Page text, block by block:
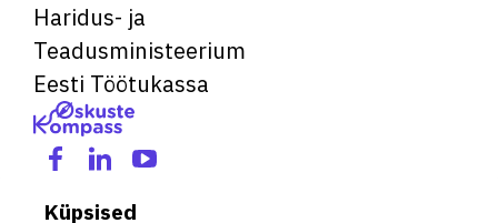
Haridus- ja
Teadusministeerium
Eesti Töötukassa
Küpsised